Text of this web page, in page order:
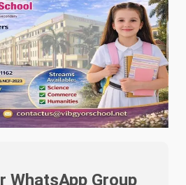
WhatsApp Group